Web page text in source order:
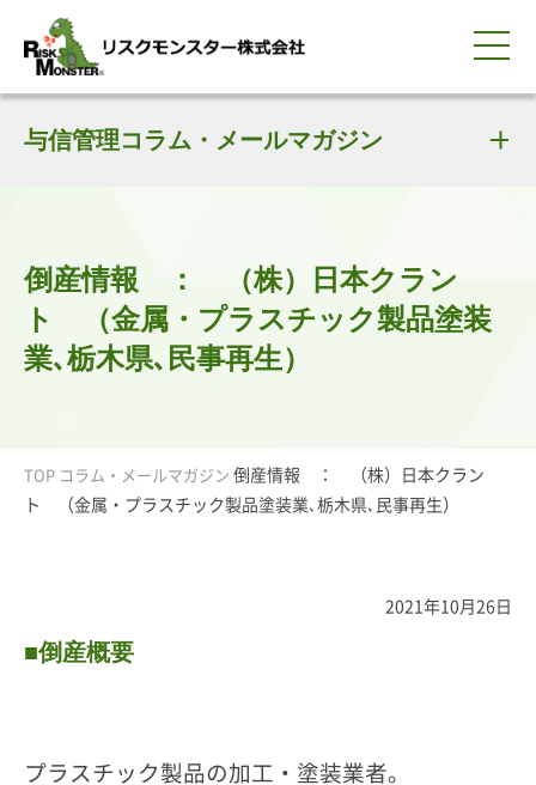
サービス紹介
選ばれる理由
知る・学ぶ
導入事例
企業情報
採用情報
IR情報
お問い合わせ
0120-259-440
平日9:00-18:00(土日祝除く)
与信管理コラム・メールマガジン
倒産情報 ： （株）日本クラン
ト （金属・プラスチック製品塗装
業､栃木県､民事再生）
TOP コラム・メールマガジン 倒産情報 ： （株）日本クラン
ト （金属・プラスチック製品塗装業､栃木県､民事再生）
2021年10月26日
■倒産概要
プラスチック製品の加工・塗装業者。